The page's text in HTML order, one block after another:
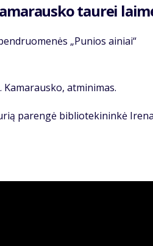
taurei
„Punios ainiai“
atminimas.
parengė bibliotekininkė